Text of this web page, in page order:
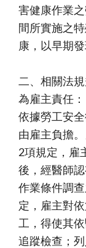
害健康作業
間所實施之
康，以早期
二、相關法
為雇主責任：
依據勞工安
由雇主負擔
2項規定，雇
後，經醫師
作業條件調
定，雇主對
工，得使其
追蹤檢查；